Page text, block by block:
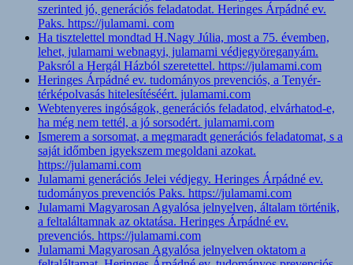
szerinted jó, generációs feladatodat. Heringes Árpádné ev.
Paks. https://julamami. com
Ha tisztelettel mondtad H.Nagy Júlia, most a 75. évemben,
lehet, julamami webnagyi, julamami védjegyöreganyám.
Paksról a Hergál Házból szeretettel. https://julamami.com
Heringes Árpádné ev. tudományos prevenciós, a Tenyér-
térképolvasás hitelesítéséért. julamami.com
Webtenyeres ingóságok, generációs feladatod, elvárhatod-e,
ha még nem tettél, a jó sorsodért. julamami.com
Ismerem a sorsomat, a megmaradt generációs feladatomat, s a
saját időmben igyekszem megoldani azokat.
https://julamami.com
Julamami generációs Jelei védjegy. Heringes Árpádné ev.
tudományos prevenciós Paks. https://julamami.com
Julamami Magyarosan Agyalósa jelnyelven, általam történik,
a feltaláltamnak az oktatása. Heringes Árpádné ev.
prevenciós. https://julamami.com
Julamami Magyarosan Agyalósa jelnyelven oktatom a